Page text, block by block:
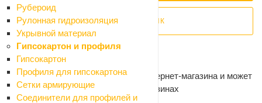
Рубероид
Рулонная гидроизоляция
Укрывной материал
Гипсокартон и профиля
Гипсокартон
Профиля для гипсокартона
Сетки армирующие
Соединители для профилей и
КУПИТЬ В 1 КЛИК
Самовывоз сегодня - бесплатно
Доставка завтра - от 300 ₽
Цена действительна только для интернет-магазина и может
отличаться от цен в розничных магазинах